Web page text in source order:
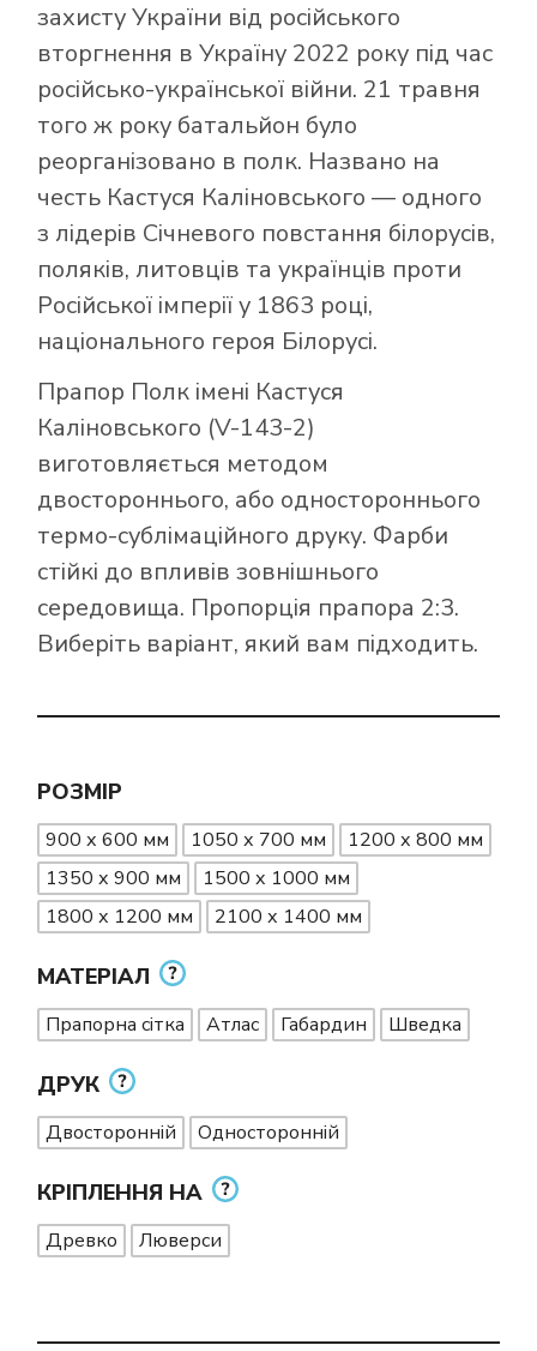
захисту України від російського
вторгнення в Україну 2022 року під час
російсько-української війни. 21 травня
того ж року батальйон було
реорганізовано в полк. Названо на
честь Кастуся Каліновського — одного
з лідерів Січневого повстання білорусів,
поляків, литовців та українців проти
Російської імперії у 1863 році,
національного героя Білорусі.
Прапор Полк імені Кастуся
Каліновського (V-143-2)
виготовляється методом
двостороннього, або одностороннього
термо-сублімаційного друку. Фарби
стійкі до впливів зовнішнього
середовища. Пропорція прапора 2:3.
Виберіть варіант, який вам підходить.
РОЗМІР
900 х 600 мм 1050 х 700 мм
1200 х 800 мм
1350 х 900 мм
1500 х 1000 мм
1800 х 1200 мм
2100 х 1400 мм
МАТЕРІАЛ
Прапорна сітка Атлас Габардин Шведка
ДРУК
Двосторонній Односторонній
КРІПЛЕННЯ НА
Древко Люверси